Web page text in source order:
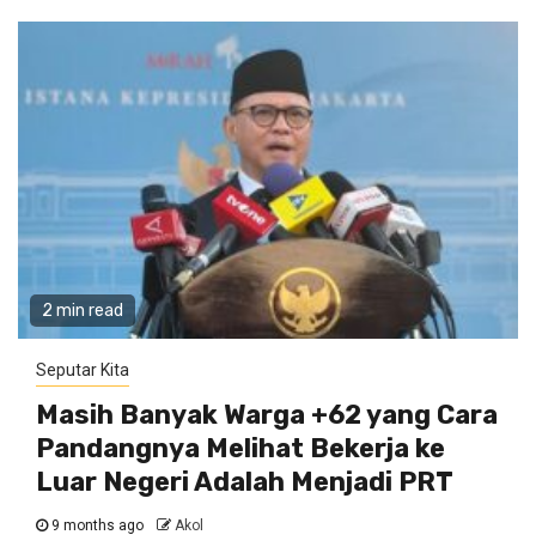
2 min read
Seputar Kita
Masih Banyak Warga +62 yang Cara
Pandangnya Melihat Bekerja ke
Luar Negeri Adalah Menjadi PRT
9 months ago Akol